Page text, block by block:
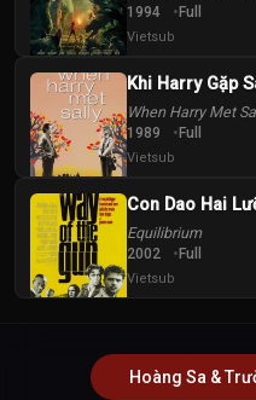
1994 Full
Vietsub
Khi Harry Gặp
When Harry Met
1989 Full
Vietsub
Con Dao Hai
Equilibrium
2002 Full
Vietsub
Hoàng Sa &